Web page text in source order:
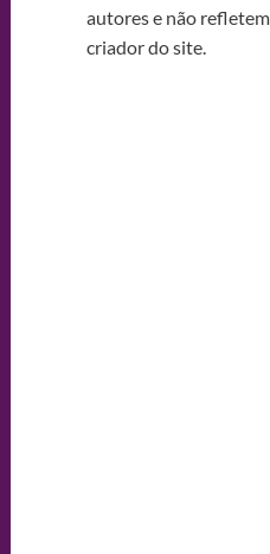
autores e não
criador do site.